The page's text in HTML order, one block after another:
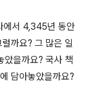
에서 4,345년 동안
까요? 그 많은 일
았을까요? 국사 책
담아놓았을까요?